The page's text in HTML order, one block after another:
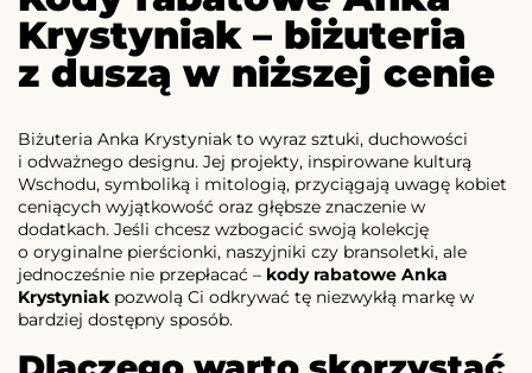
Krystyniak – biżuteria
z duszą w niższej cenie
Biżuteria Anka Krystyniak to wyraz sztuki, duchowości
i odważnego designu. Jej projekty, inspirowane kulturą
Wschodu, symboliką i mitologią, przyciągają uwagę kobiet
ceniących wyjątkowość oraz głębsze znaczenie w
dodatkach. Jeśli chcesz wzbogacić swoją kolekcję
o oryginalne pierścionki, naszyjniki czy bransoletki, ale
jednocześnie nie przepłacać – kody rabatowe Anka
Krystyniak pozwolą Ci odkrywać tę niezwykłą markę w
bardziej dostępny sposób.